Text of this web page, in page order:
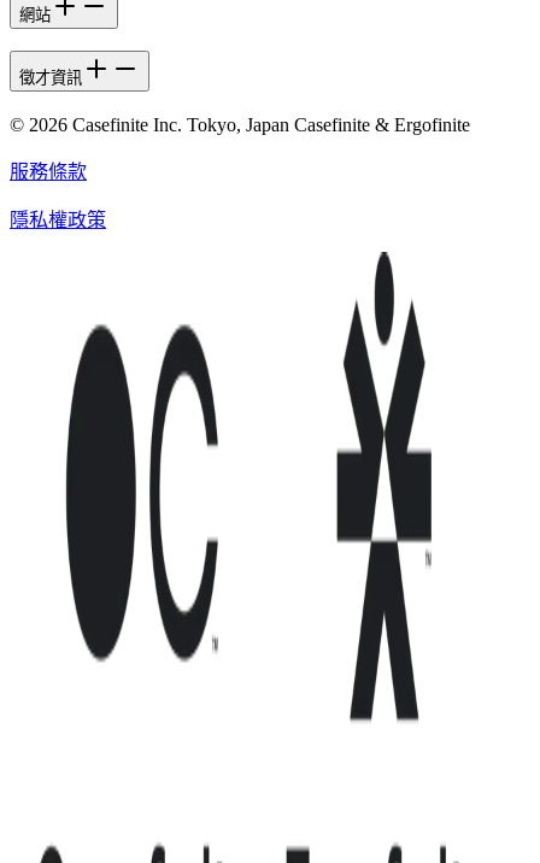
網站
徵才資訊
© 2026 Casefinite Inc. Tokyo, Japan Casefinite & Ergofinite
服務條款
隱私權政策